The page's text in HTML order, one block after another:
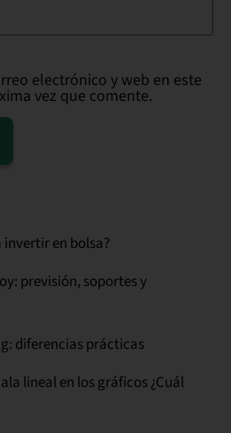
electrónico y web en este
vez que comente.
en bolsa?
previsión, soportes y
diferencias prácticas
lineal en los gráficos ¿Cuál